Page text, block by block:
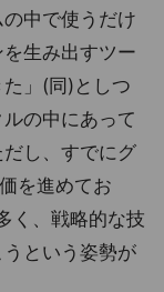
中で使うだけ
生み出すツー
」(同)としつ
の中にあって
し、すでにグ
を進めてお
く、戦略的な技
という姿勢が